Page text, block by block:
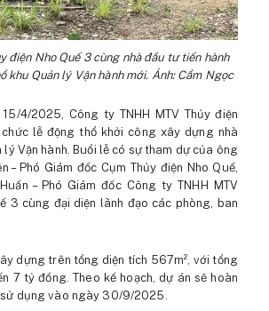
điện Nho Quế 3 cùng nhà đầu tư tiến hành
khu Quản lý Vận hành mới. Ảnh: Cẩm Ngọc
4/2025, Công ty TNHH MTV Thủy điện
lễ động thổ khởi công xây dựng nhà
lý Vận hành. Buổi lễ có sự tham dự của ông
– Phó Giám đốc Cụm Thủy điện Nho Quế,
– Phó Giám đốc Công ty TNHH MTV
3 cùng đại diện lãnh đạo các phòng, ban
dựng trên tổng diện tích 567m², với tổng
7 tỷ đồng. Theo kế hoạch, dự án sẽ hoàn
dụng vào ngày 30/9/2025.